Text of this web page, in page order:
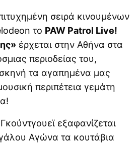
τρόπο
οικογενειακά
μπορεί να είναι
για παιδιά με
αυτισμό
γονεϊκές
πίσω από τις
φράσεις των
ειδικών για τις
σειρά κινουμένων
το PAW Patrol Live!
έρχεται στην Αθήνα στα
περιοδείας του,
τα αγαπημένα μας
περιπέτεια γεμάτη
εξαφανίζεται
Αγώνα τα κουτάβια